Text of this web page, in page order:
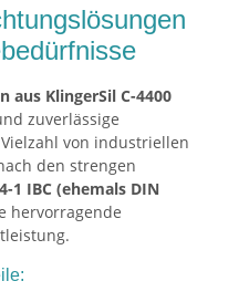
aus KlingerSil C-4400
zuverlässige
von industriellen
den strengen
1 IBC (ehemals DIN
hervorragende